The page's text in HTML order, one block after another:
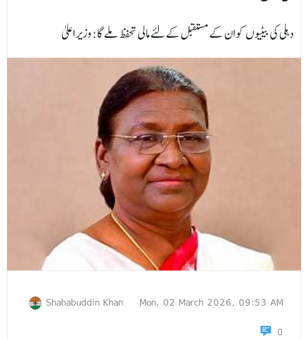
دہلی کی بیٹیوں کو ان کے مستقبل کےلئے مالی تحفظ ملے گا: وزیر اعلیٰ
Shahabuddin Khan
Mon, 02 March 2026, 09:53 AM
0